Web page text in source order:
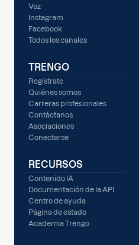
Voz
Instagram
Facebook
Todos los canales
TRENGO
Regístrate
Quiénes somos
Carreras profesionales
Contáctanos
Asociaciones
Conectarse
RECURSOS
Contenido IA
Documentación de la API
Centro de ayuda
Página de estado
Academia Trengo